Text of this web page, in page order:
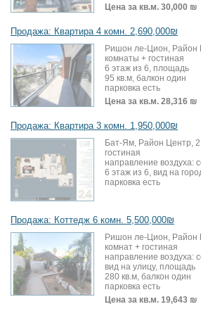
Цена за кв.м. 30,000 ₪
Продажа: Квартира 4 комн. 2,690,000₪
Ришон ле-Цион, Район
комнаты + гостиная
6 этаж из 6, площадь
95 кв.м, балкон один
парковка есть
Цена за кв.м. 28,316 ₪
Продажа: Квартира 3 комн. 1,950,000₪
Бат-Ям, Район Центр,
гостиная
направление воздуха:
6 этаж из 6, вид на
парковка есть
Продажа: Коттедж 6 комн. 5,500,000₪
Ришон ле-Цион, Район
комнат + гостиная
направление воздуха:
вид на улицу, площадь
280 кв.м, балкон один
парковка есть
Цена за кв.м. 19,643 ₪